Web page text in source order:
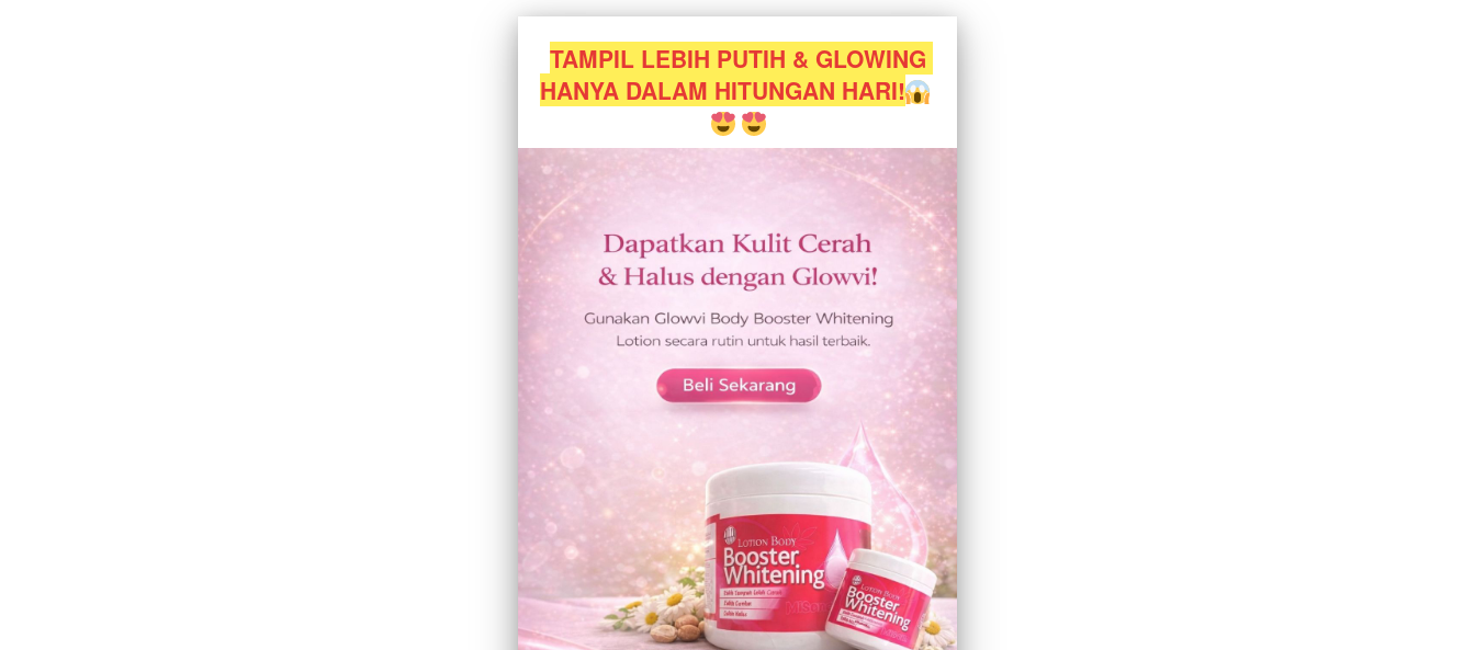
TAMPIL LEBIH PUTIH & GLOWING
HANYA DALAM HITUNGAN HARI!